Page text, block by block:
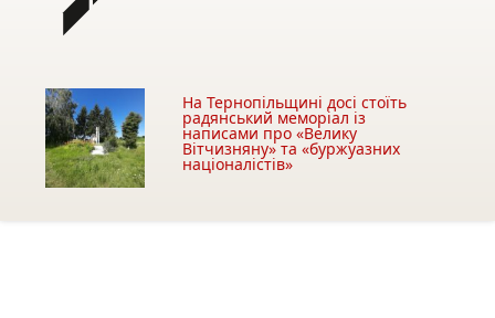
На Тернопільщині досі стоїть
радянський меморіал із
написами про «Велику
Вітчизняну» та «буржуазних
націоналістів»